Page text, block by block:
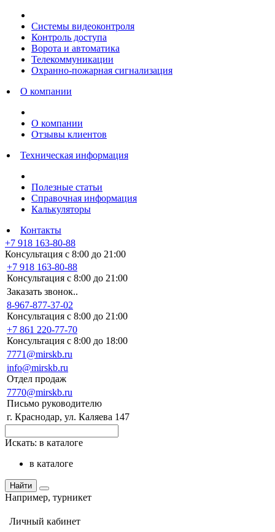
Системы видеоконтроля
Контроль доступа
Ворота и автоматика
Телекоммуникации
Охранно-пожарная сигнализация
О компании
О компании
Отзывы клиентов
Техническая информация
Полезные статьи
Справочная информация
Калькуляторы
Контакты
+7 918 163-80-88
Консультация с 8:00 до 21:00
+7 918 163-80-88
Консультация с 8:00 до 21:00
Заказать звонок..
8-967-877-37-02
Консультация с 8:00 до 21:00
+7 861 220-77-70
Консультация с 8:00 до 18:00
7771@mirskb.ru
info@mirskb.ru
Отдел продаж
7770@mirskb.ru
Письмо руководителю
г. Краснодар, ул. Каляева 147
Искать: в каталоге
в каталоге
Найти
Например, турникет
Личный кабинет